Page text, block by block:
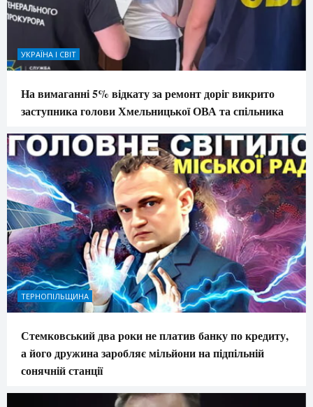
УКРАЇНА І СВІТ
На вимаганні 5% відкату за ремонт доріг викрито
заступника голови Хмельницької ОВА та спільника
ТЕРНОПІЛЬЩИНА
Стемковський два роки не платив банку по кредиту,
а його дружина заробляє мільйони на підпільній
сонячній станції